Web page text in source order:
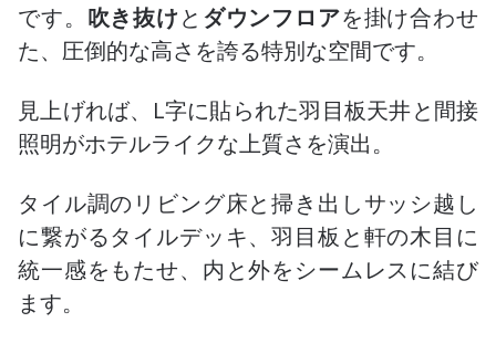
です。 吹き抜けと ダウンフロアを掛け合わせ
た、圧倒的な高さを誇る特別な空間です。
見上げれば、L字に貼られた羽目板天井と間接
照明がホテルライクな上質さを演出。
タイル調のリビング床と掃き出しサッシ越し
に繋がるタイルデッキ、羽目板と軒の木目に
統一感をもたせ、内と外をシームレスに結び
ます。